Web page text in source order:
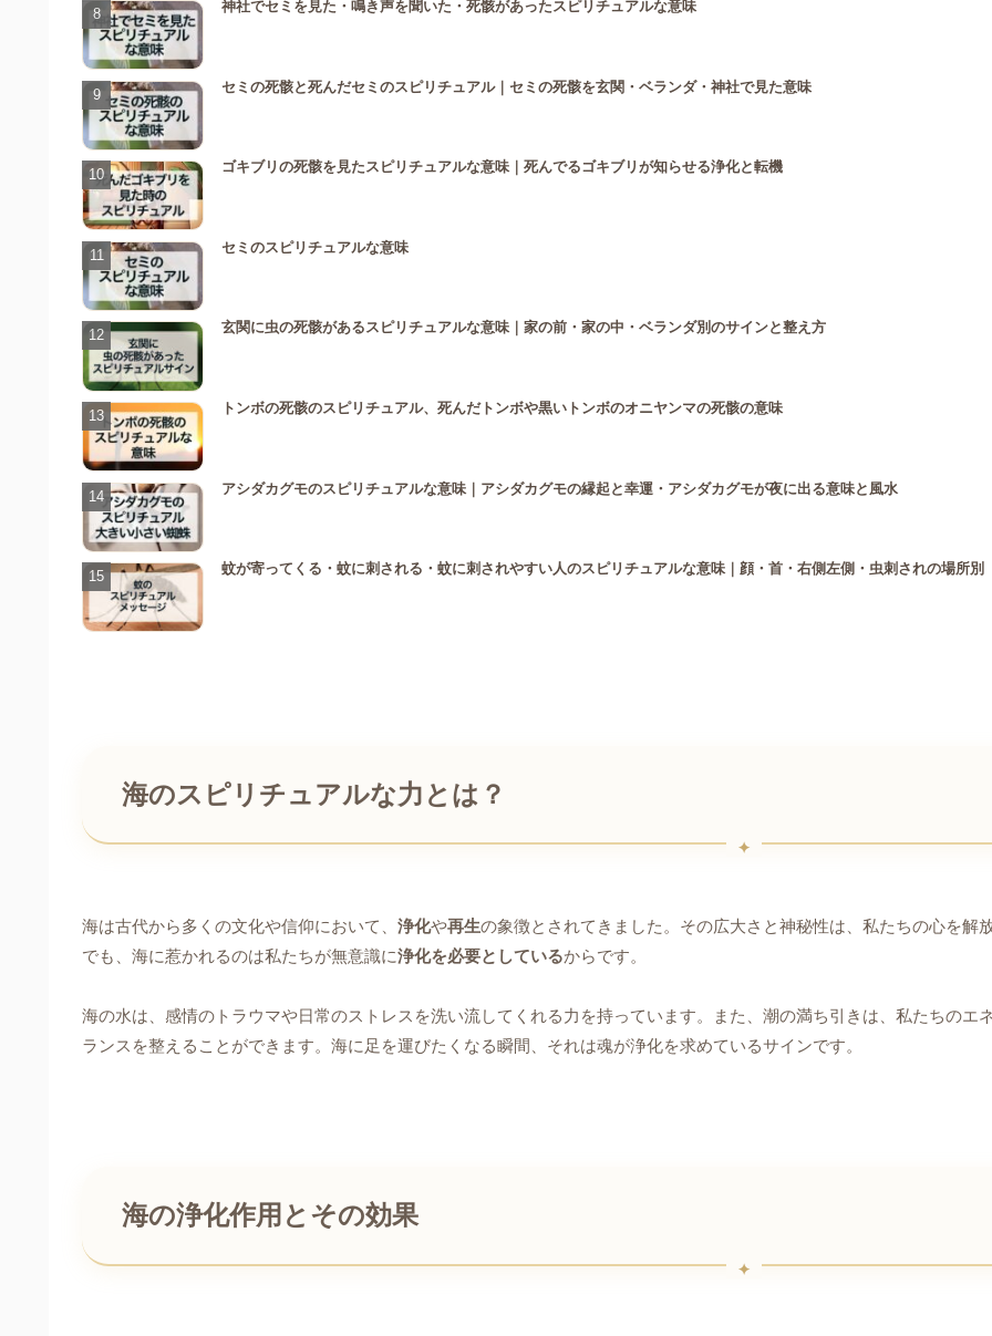
神社でセミを見た・鳴き声を聞いた・死骸があったスピリチュアルな意味
セミの死骸と死んだセミのスピリチュアル｜セミの死骸を玄関・ベランダ・神社で見た意味
ゴキブリの死骸を見たスピリチュアルな意味｜死んでるゴキブリが知らせる浄化と転機
セミのスピリチュアルな意味
玄関に虫の死骸があるスピリチュアルな意味｜家の前・家の中・ベランダ別のサインと整え方
トンボの死骸のスピリチュアル、死んだトンボや黒いトンボのオニヤンマの死骸の意味
アシダカグモのスピリチュアルな意味｜アシダカグモの縁起と幸運・アシダカグモが夜に出る意味と風水
蚊が寄ってくる・蚊に刺される・蚊に刺されやすい人のスピリチュアルな意味｜顔・首・右側左側・虫刺されの場所別
海のスピリチュアルな力とは？
海は古代から多くの文化や信仰において、 浄化や再生の象徴とされてきました。その広大さと神秘性は、私たちの心を解
でも、海に惹かれるのは私たちが無意識に浄化を必要としているからです。
海の水は、感情のトラウマや日常のストレスを洗い流してくれる力を持っています。また、潮の満ち引きは、私たちのエ
ランスを整えることができます。海に足を運びたくなる瞬間、それは魂が浄化を求めているサインです。
海の浄化作用とその効果